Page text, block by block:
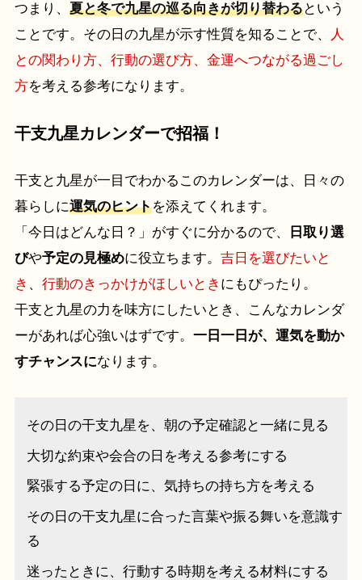
つまり、 夏と冬で九星の巡る向きが切り替わるという
ことです。その日の九星が示す性質を知ることで、
人
との関わり方、行動の選び方、金運へつながる過ごし
方を考える参考になります。
干支九星カレンダーで招福！
干支と九星が一目でわかるこのカレンダーは、日々の
暮らしに運気のヒントを添えてくれます。
「今日はどんな日？」がすぐに分かるので、
日取り選
びや予定の見極めに役立ちます。 吉日を選びたいと
き 、 行動のきっかけがほしいとき にもぴったり。
干支と九星の力を味方にしたいとき、こんなカレンダ
ーがあれば心強いはずです。 一日一日が、運気を動か
すチャンスになります。
その日の干支九星を、朝の予定確認と一緒に見る
大切な約束や会合の日を考える参考にする
緊張する予定の日に、気持ちの持ち方を考える
その日の干支九星に合った言葉や振る舞いを意識す
る
迷ったときに、行動する時期を考える材料にする